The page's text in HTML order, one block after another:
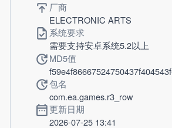
厂商
ELECTRONIC ARTS
系统要求
需要支持安卓系统5.2以上
MD5值
包名
com.ea.games.r3_row
更新日期
2026-07-25 13:41